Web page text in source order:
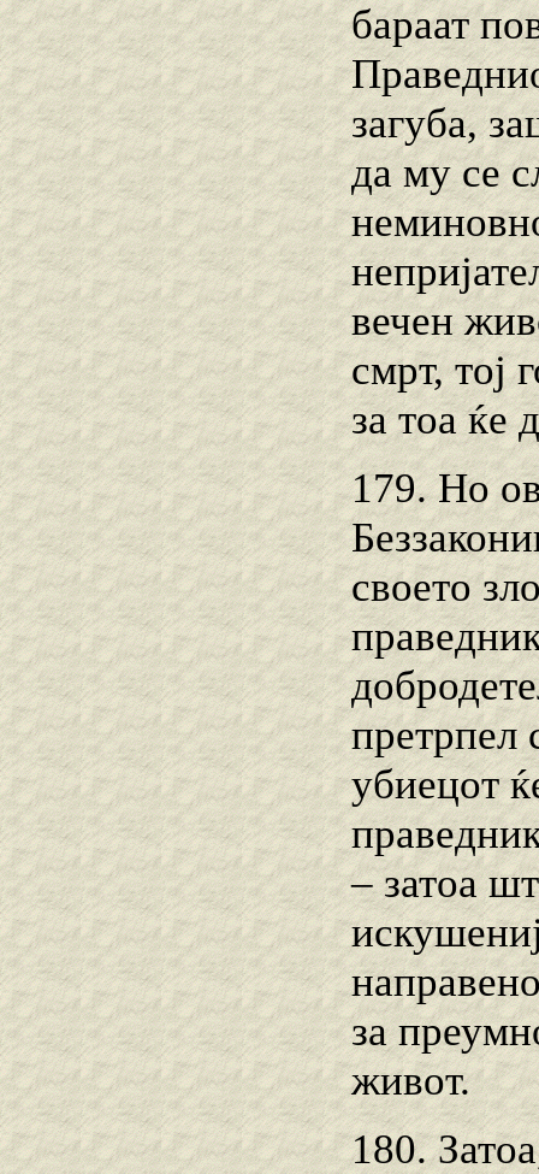
бараат
загуба,
да му се
вечен
смрт, тој
за тоа ќе
179. Но
своето
претрпел
убиецот
– затоа
за
живот.
180.